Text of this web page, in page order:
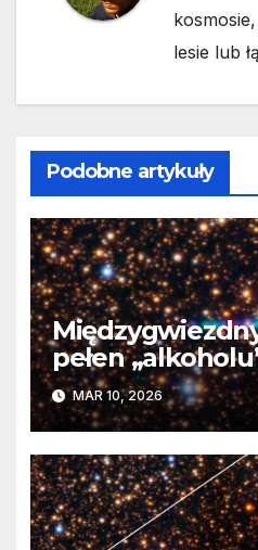
lesie lub
Podobne artykuły
pełen
odkrycie ALMA
komety 3I/
MAR 10, 2026